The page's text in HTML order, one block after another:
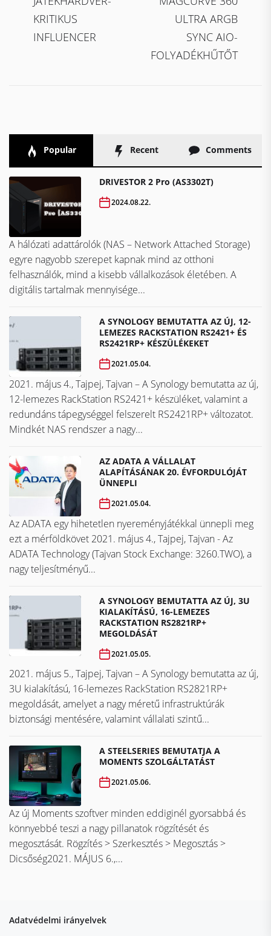
KRITIKUS
INFLUENCER
ULTRA ARGB
SYNC AIO-
FOLYADÉKHŰTŐT
Popular Recent Comments
DRIVESTOR 2 Pro (AS3302T)
2024.08.22.
A hálózati adattárolók (NAS – Network Attached Storage)
egyre nagyobb szerepet kapnak mind az otthoni
felhasználók, mind a kisebb vállalkozások életében. A
digitális tartalmak mennyisége...
A SYNOLOGY BEMUTATTA AZ ÚJ, 12-
LEMEZES RACKSTATION RS2421+ ÉS
RS2421RP+ KÉSZÜLÉKEKET
2021.05.04.
2021. május 4., Tajpej, Tajvan – A Synology bemutatta az új,
12-lemezes RackStation RS2421+ készüléket, valamint a
redundáns tápegységgel felszerelt RS2421RP+ változatot.
Mindkét NAS rendszer a nagy...
AZ ADATA A VÁLLALAT
ALAPÍTÁSÁNAK 20. ÉVFORDULÓJÁT
ÜNNEPLI
2021.05.04.
Az ADATA egy hihetetlen nyereményjátékkal ünnepli meg
ezt a mérföldkövet ​​​​​​​2021. május 4., Tajpej, Tajvan - Az
ADATA Technology (Tajvan Stock Exchange: 3260.TWO), a
nagy teljesítményű...
A SYNOLOGY BEMUTATTA AZ ÚJ, 3U
KIALAKÍTÁSÚ, 16-LEMEZES
RACKSTATION RS2821RP+
MEGOLDÁSÁT
2021.05.05.
2021. május 5., Tajpej, Tajvan – A Synology bemutatta az új,
3U kialakítású, 16-lemezes RackStation RS2821RP+
megoldását, amelyet a nagy méretű infrastruktúrák
biztonsági mentésére, valamint vállalati szintű...
A STEELSERIES BEMUTATJA A
MOMENTS SZOLGÁLTATÁST
2021.05.06.
Az új Moments szoftver minden eddiginél gyorsabbá és
könnyebbé teszi a nagy pillanatok rögzítését és
megosztását. Rögzítés > Szerkesztés > Megosztás >
Dicsőség2021. MÁJUS 6.,...
Adatvédelmi irányelvek